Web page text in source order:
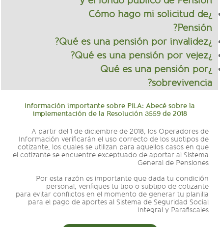
¿Cómo hago mi solicitud de
Pensión?
¿Qué es una pensión por
sobrevivencia?
Información importante sobre PILA: Abecé sobre la
implementación de la Resolución 3559 de 2018
A partir del 1 de diciembre de 2018, los Operadores de
Información verificarán el uso correcto de los subtipos de
cotizante, los cuales se utilizan para aquellos casos en que
el cotizante se encuentre exceptuado de aportar al Sistema
General de Pensiones
Por esta razón es importante que dada tu condición
personal, verifiques tu tipo o subtipo de cotizante
para evitar conflictos en el momento de generar tu planilla
para el pago de aportes al Sistema de Seguridad Social
Integral y Parafiscales.